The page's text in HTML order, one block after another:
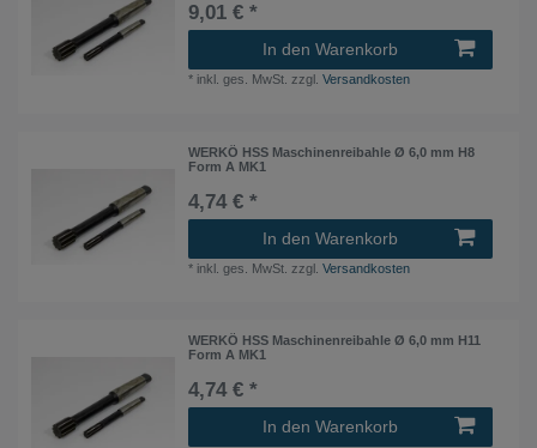
9,01 € *
In den Warenkorb
* inkl. ges. MwSt. zzgl.Versandkosten
WERKÖ HSS Maschinenreibahle Ø 6,0 mm H8
Form A MK1
4,74 € *
In den Warenkorb
* inkl. ges. MwSt. zzgl.Versandkosten
WERKÖ HSS Maschinenreibahle Ø 6,0 mm H11
Form A MK1
4,74 € *
In den Warenkorb